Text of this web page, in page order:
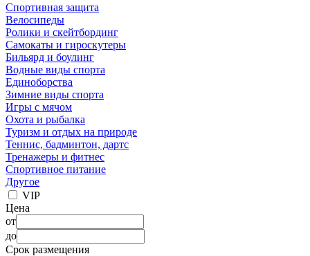
Спортивная защита
Велосипеды
Ролики и скейтбординг
Самокаты и гироскутеры
Бильярд и боулинг
Водные виды спорта
Единоборства
Зимние виды спорта
Игры с мячом
Охота и рыбалка
Туризм и отдых на природе
Теннис, бадминтон, дартс
Тренажеры и фитнес
Спортивное питание
Другое
VIP
Цена
от
до
Срок размещения